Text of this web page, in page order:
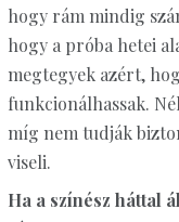
hogy rám mindig
hogy a próba hetei
megtegyek azért,
funkcionálhassak.
míg nem tudják
viseli.
Ha a színész háttal